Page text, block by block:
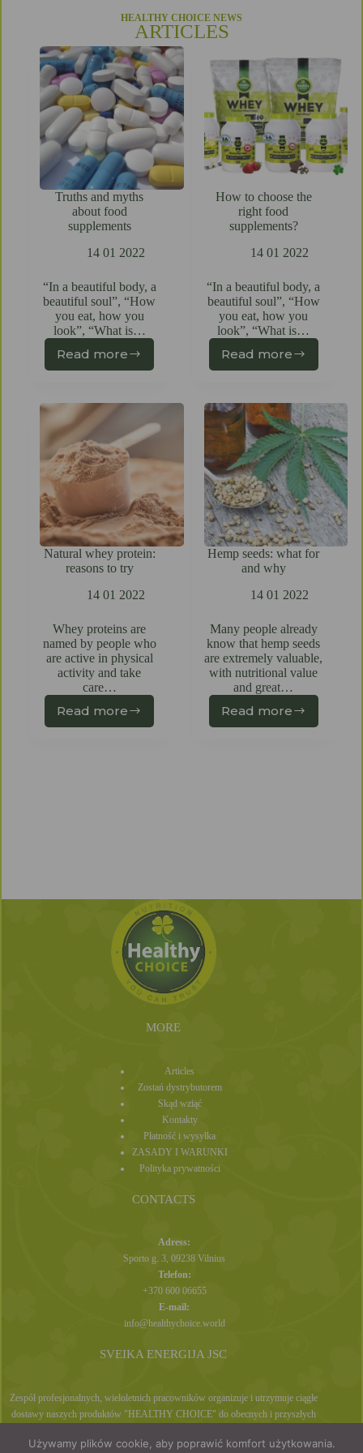
HEALTHY CHOICE NEWS
ARTICLES
Truths and myths
about food
supplements
14 01 2022
“In a beautiful body, a
beautiful soul”, “How
you eat, how you
look”, “What is…
Read more
How to choose the
right food
supplements?
14 01 2022
“In a beautiful body, a
beautiful soul”, “How
you eat, how you
look”, “What is…
Read more
Natural whey protein:
reasons to try
14 01 2022
Whey proteins are
named by people who
are active in physical
activity and take
care…
Read more
Hemp seeds: what for
and why
14 01 2022
Many people already
know that hemp seeds
are extremely valuable,
with nutritional value
and great…
Read more
MORE
Articles
Zostań dystrybutorem
Skąd wziąć
Kontakty
Płatność i wysyłka
ZASADY I WARUNKI
Polityka prywatności
CONTACTS
Adress:
Sporto g. 3, 09238 Vilnius
Telefon:
+370 600 06655
E-mail:
info@healthychoice.world
SVEIKA ENERGIJA JSC
Zespół profesjonalnych, wieloletnich pracowników organizuje i utrzymuje ciągłe
dostawy naszych produktów "HEALTHY CHOICE" do obecnych i przyszłych
internetowych.
Używamy plików cookie, aby poprawić komfort użytkowania.